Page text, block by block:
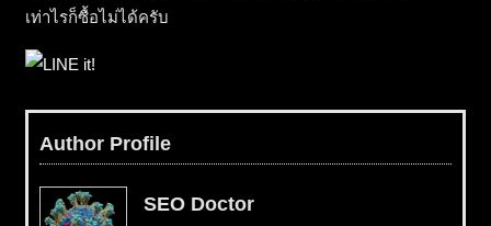
เท่าไรก็ซื้อไม่ได้ครับ
Author Profile
SEO Doctor